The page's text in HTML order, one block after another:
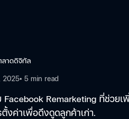
ลาดดิจิทัล
2025⦁ 5 min read
Facebook Remarketing ที่ช่วยเ
งค่าเพื่อดึงดูดลูกค้าเก่า.